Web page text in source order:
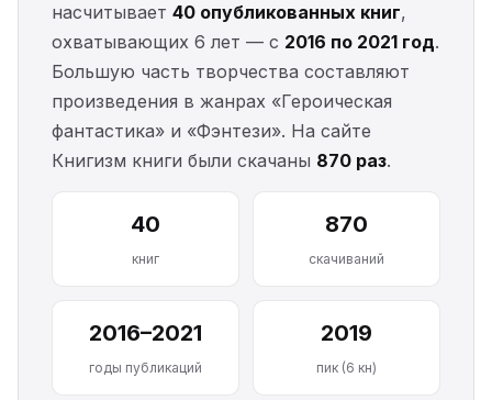
насчитывает 40 опубликованных книг,
охватывающих 6 лет — с 2016 по 2021 год.
Большую часть творчества составляют
произведения в жанрах «Героическая
фантастика» и «Фэнтези». На сайте
Книгизм книги были скачаны 870 раз.
40
книг
870
скачиваний
2016–2021
годы публикаций
2019
пик (6 кн)